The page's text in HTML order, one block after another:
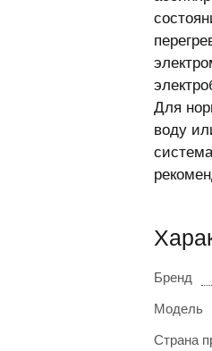
Для
воду
Бренд
Модель
Страна